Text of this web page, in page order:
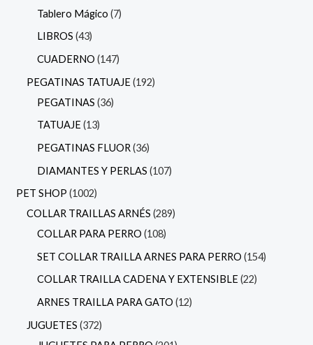
Tablero Mágico 7
LIBROS 43
CUADERNO 147
PEGATINAS TATUAJE 192
PEGATINAS 36
TATUAJE 13
PEGATINAS FLUOR 36
DIAMANTES Y PERLAS 107
PET SHOP 1002
COLLAR TRAILLAS ARNÉS 289
COLLAR PARA PERRO 108
SET COLLAR TRAILLA ARNES PARA PERRO 154
COLLAR TRAILLA CADENA Y EXTENSIBLE 22
ARNES TRAILLA PARA GATO 12
JUGUETES 372